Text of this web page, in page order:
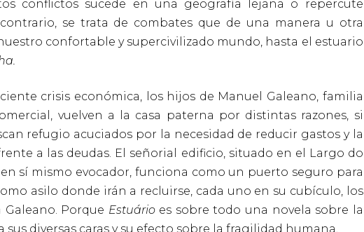
conflictos sucede en una geografía lejana o repercute
se trata de combates que de una manera u otra
confortable y supercivilizado mundo, hasta el estuario
crisis económica, los hijos de Manuel Galeano, familia
vuelven a la casa paterna por distintas razones, si
refugio acuciados por la necesidad de reducir gastos y la
a las deudas. El señorial edificio, situado en el Largo do
sí mismo evocador, funciona como un puerto seguro para
asilo donde irán a recluirse, cada uno en su cubículo, los
Porque Estuárioes sobre todo una novela sobre la
sus diversas caras y su efecto sobre la fragilidad humana.